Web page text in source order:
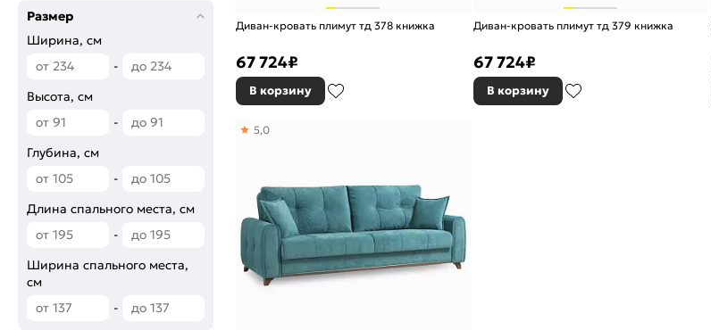
Размер
Ширина, см
-
Высота, см
-
Глубина, см
-
Длина спального места, см
-
Ширина спального места,
см
-
Диван-кровать плимут тд 378 книжка
67 724₽
В корзину
Диван-кровать плимут тд 379 книжка
67 724₽
В корзину
5,0